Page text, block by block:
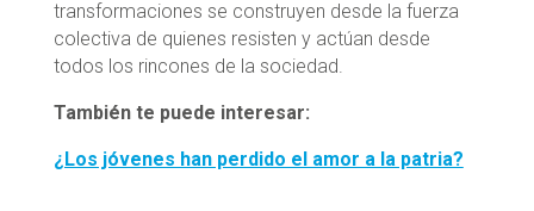
transformaciones se construyen desde la fuerza
colectiva de quienes resisten y actúan desde
todos los rincones de la sociedad.
También te puede interesar:
¿Los jóvenes han perdido el amor a la patria?